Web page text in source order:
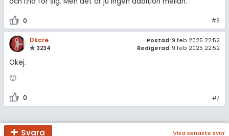
0 #6
Dkcre
3234
Postad: 9 feb 2025 22:52
Redigerad: 9 feb 2025 22:52
Okej.
🙂
0 #7
Svara Visa senaste svar